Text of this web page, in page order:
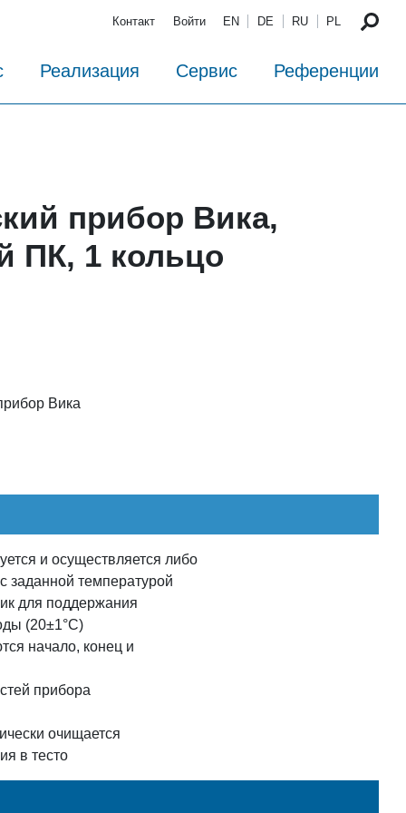
Контакт Войти EN DE RU PL
Реализация Сервис Референции
прибор Вика,
ПК, 1 кольцо
Вика
и осуществляется либо
заданной температурой
для поддержания
(20±1°C)
начало, конец и
прибора
очищается
в тесто